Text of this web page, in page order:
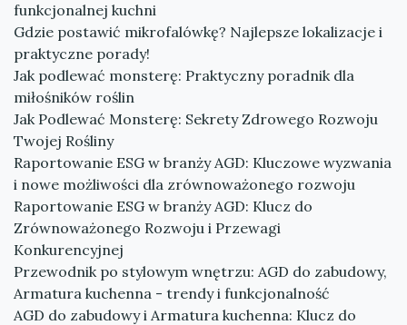
funkcjonalnej kuchni
Gdzie postawić mikrofalówkę? Najlepsze lokalizacje i
praktyczne porady!
Jak podlewać monsterę: Praktyczny poradnik dla
miłośników roślin
Jak Podlewać Monsterę: Sekrety Zdrowego Rozwoju
Twojej Rośliny
Raportowanie ESG w branży AGD: Kluczowe wyzwania
i nowe możliwości dla zrównoważonego rozwoju
Raportowanie ESG w branży AGD: Klucz do
Zrównoważonego Rozwoju i Przewagi
Konkurencyjnej
Przewodnik po stylowym wnętrzu: AGD do zabudowy,
Armatura kuchenna - trendy i funkcjonalność
AGD do zabudowy i Armatura kuchenna: Klucz do